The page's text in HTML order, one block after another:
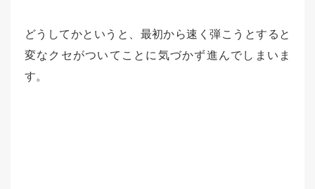
どうしてかというと、最初から速く弾こうとすると
変なクセがついてことに気づかず進んでしまいま
す。